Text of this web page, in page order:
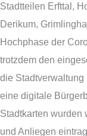
Stadtteilen Erfttal,
Derikum,
Hochphase der
trotzdem den
die Stadtverwaltung
eine digitale
Stadtkarten wurden
und Anliegen